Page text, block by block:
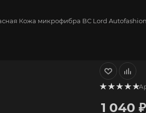
Кожа микрофибра ВС Lord
1 040 ₽